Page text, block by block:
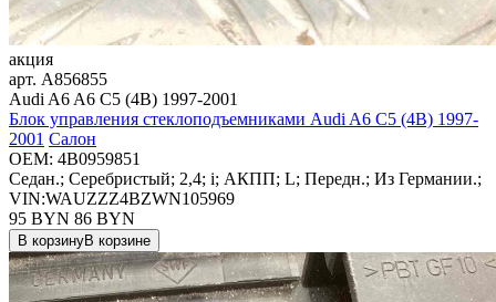
акция
арт. A856855
Audi A6 A6 C5 (4B) 1997-2001
Блок управления стеклоподъемниками Audi A6 C5 (4B) 1997-
2001 Салон
OEM: 4B0959851
Седан.; Серебристый; 2,4; i; АКПП; L; Передн.; Из Германии.;
VIN:WAUZZZ4BZWN105969
95 BYN 86 BYN
В корзинуВ корзине